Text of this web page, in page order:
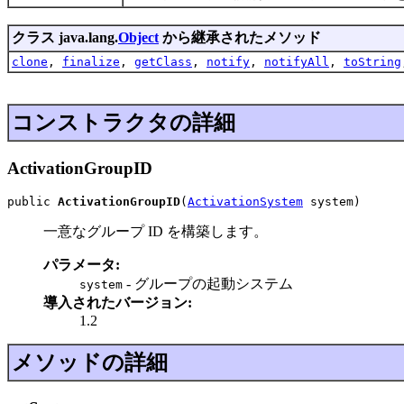
クラス java.lang.Object から継承されたメソッド
clone , finalize , getClass , notify , notifyAll , toString
コンストラクタの詳細
ActivationGroupID
public ActivationGroupID( ActivationSystem system)
一意なグループ ID を構築します。
パラメータ:
system - グループの起動システム
導入されたバージョン:
1.2
メソッドの詳細